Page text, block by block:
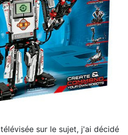
sur le sujet, j'ai décidé